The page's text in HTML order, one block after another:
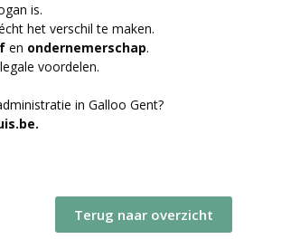
is.
het verschil te maken.
en ondernemerschap.
voordelen.
in Galloo Gent?
Terug naar overzicht